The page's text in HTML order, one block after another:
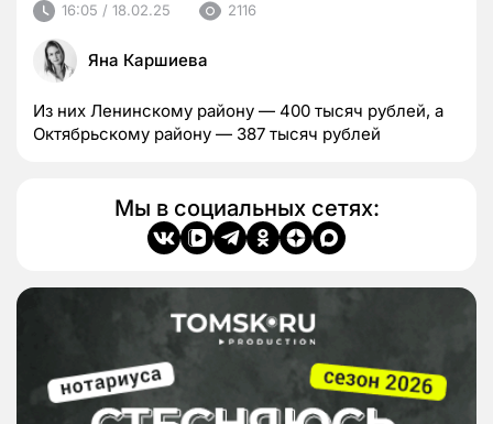
16:05 / 18.02.25 2116
Яна Каршиева
Из них Ленинскому району — 400 тысяч рублей, а
Октябрьскому району — 387 тысяч рублей
Мы в социальных сетях: